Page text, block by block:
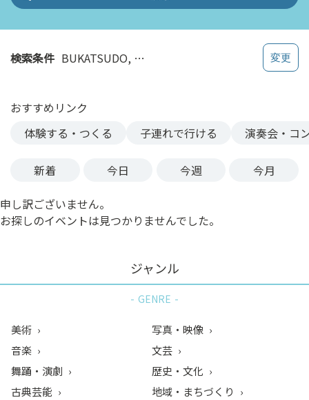
の
記
事
ス
検索条件 BUKATSUDO 2026/06/01～2026/06/30
おすすめリンク
体験する・つくる
子連れで行ける 演奏会・コ
新着 今日 今週 今月
申し訳ございません。
お探しのイベントは見つかりませんでした。
ジャンル
GENRE
美術
音楽
舞踊・演劇
古典芸能
写真・映像
文芸
歴史・文化
地域・まちづくり